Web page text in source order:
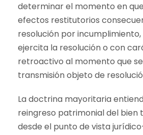
determinar el momento en
efectos restitutorios
resolución por incumplimiento,
ejercita la resolución o con
retroactivo al momento que
transmisión objeto de
La doctrina mayoritaria
reingreso patrimonial del bien
desde el punto de vista